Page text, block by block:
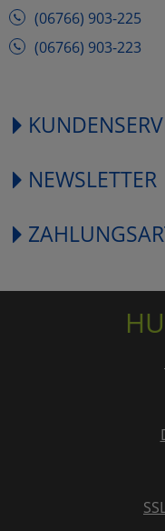
(06766) 903-225
(06766) 903-223
NEWSLETTER